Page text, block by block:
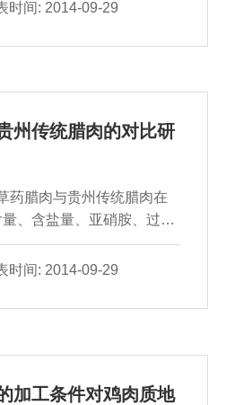
间: 2014-09-29
州传统腊肉的对比研
药腊肉与贵州传统腊肉在
、含盐量、亚硝胺、过氧
结果表明：中草药腊肉4
间: 2014-09-29
加工条件对鸡肉质地